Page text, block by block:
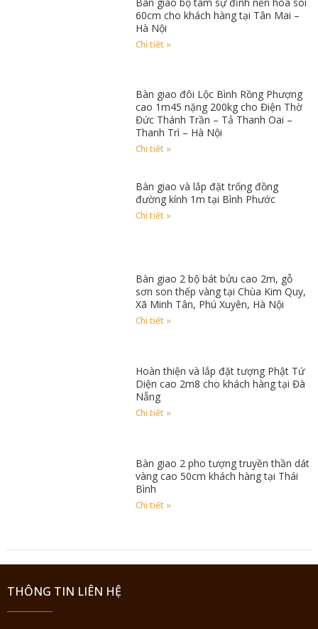
60cm cho khách hàng tại Tân Mai –
Hà Nội
Chi tiết »
Bàn giao đôi Lộc Bình Rồng Phượng
cao 1m45 nặng 200kg cho Điện Thờ
Đức Thánh Trần – Tả Thanh Oai –
Thanh Trì – Hà Nội
Chi tiết »
Bàn giao và lắp đặt trống đồng
đường kính 1m tại Bình Phước
Chi tiết »
Bàn giao 2 bộ bát bửu cao 2m, gỗ
sơn son thếp vàng tại Chùa Kim Quy,
Xã Minh Tân, Phú Xuyên, Hà Nội
Chi tiết »
Hoàn thiện và lắp đặt tượng Phật Tứ
Diện cao 2m8 cho khách hàng tại Đà
Nẵng
Chi tiết »
Bàn giao 2 pho tượng truyền thần dát
vàng cao 50cm khách hàng tại Thái
Bình
Chi tiết »
THÔNG TIN LIÊN HỆ